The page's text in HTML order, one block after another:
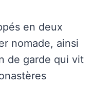
en deux
nomade, ainsi
de garde qui vit